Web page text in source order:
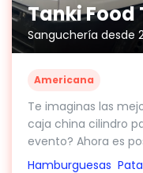
Tanki Food
Sanguchería desde
Americana
Te imaginas las
caja china cilindro
evento? Ahora es
Hamburguesas